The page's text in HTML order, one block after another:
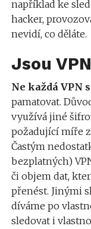
například ke
hacker,
nevidí, co děláte.
Jsou
Ne každá VPN
pamatovat.
využívá jiné
požadující míře
Častým
bezplatných)
či objem dat,
přenést. Jinými
díváme po
sledovat i